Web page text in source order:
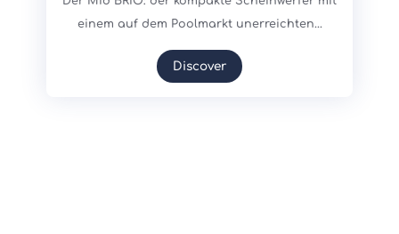
einem auf dem Poolmarkt unerreichten...
Discover